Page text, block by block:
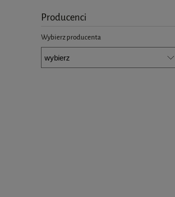
Producenci
Wybierz producenta